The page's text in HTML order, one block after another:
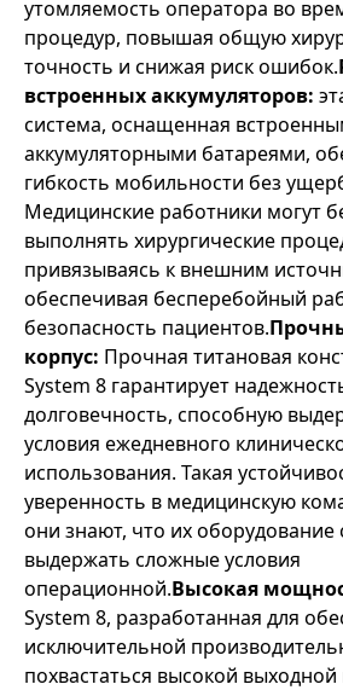
утомляемость оператора во
процедур, повышая общую
точность и снижая риск ошибок.
встроенных аккумуляторов:
система, оснащенная
аккумуляторными батареями,
гибкость мобильности без
Медицинские работники могут
выполнять хирургические
привязываясь к внешним
обеспечивая бесперебойный
безопасность пациентов.
корпус: Прочная титановая
System 8 гарантирует
долговечность, способную
условия ежедневного
использования. Такая
уверенность в медицинскую
они знают, что их оборудование
выдержать сложные условия
операционной.Высокая
System 8, разработанная для
исключительной
похвастаться высокой